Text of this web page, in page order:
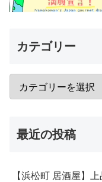
カテゴリー
最近の投稿
【浜松町 居酒屋】